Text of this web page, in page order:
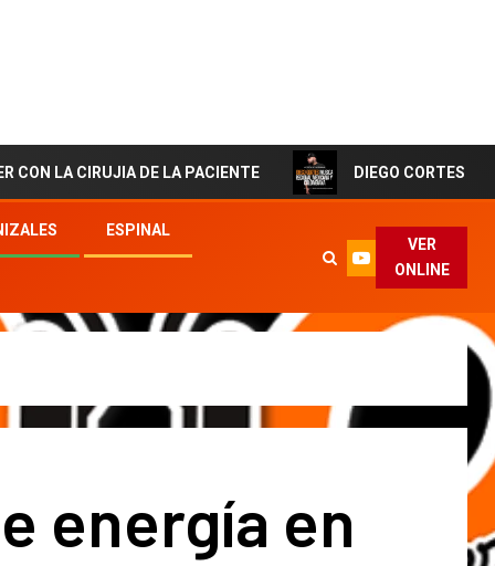
DE LA PACIENTE DIEGO CORTES El Artista de
ESPINAL
VER
ONLINE
energía en